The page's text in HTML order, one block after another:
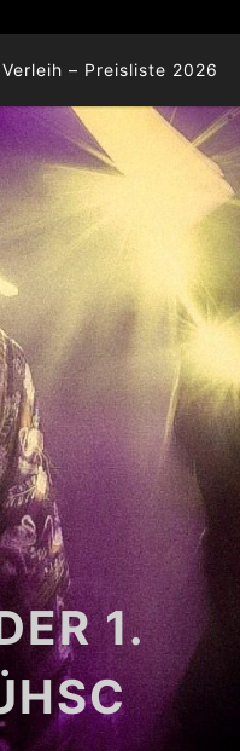
– Preisliste 2026
1.